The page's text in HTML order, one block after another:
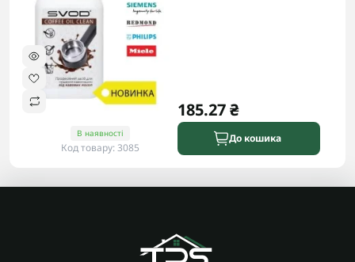
В наявності
Код товару: 3085
185.27 ₴
До кошика